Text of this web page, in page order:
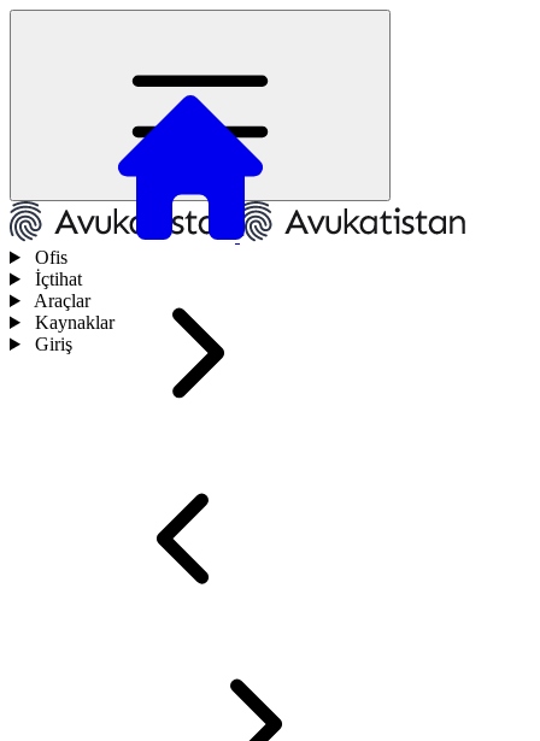
Ofis
İçtihat
Araçlar
Kaynaklar
Giriş